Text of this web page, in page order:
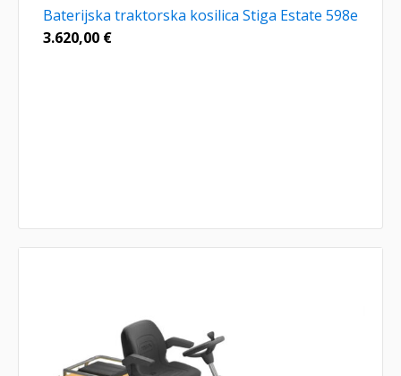
Baterijska traktorska kosilica Stiga Estate 598e
3.620,00 €